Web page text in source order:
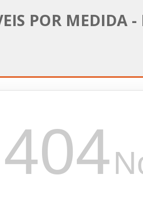
POR MEDIDA